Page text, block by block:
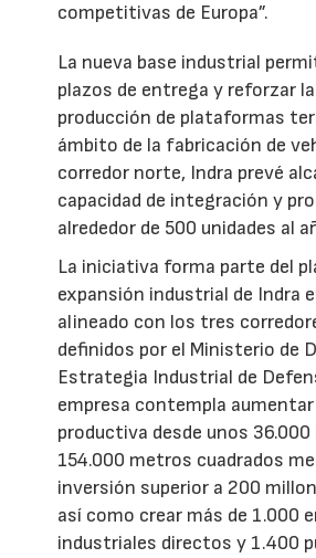
competitivas de Europa”.
La nueva base industrial
plazos de entrega y reforzar
producción de plataformas
ámbito de la fabricación de
corredor norte, Indra prevé
capacidad de integración y
alrededor de 500 unidades al
La iniciativa forma parte del
expansión industrial de Indra
alineado con los tres
definidos por el Ministerio de
Estrategia Industrial de
empresa contempla
productiva desde unos
154.000 metros cuadrados
inversión superior a 200
así como crear más de 1.000
industriales directos y 1.400